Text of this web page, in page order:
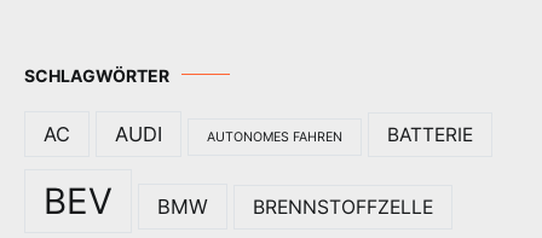
SCHLAGWÖRTER
AC AUDI AUTONOMES FAHREN BATTERIE
BEV BMW BRENNSTOFFZELLE